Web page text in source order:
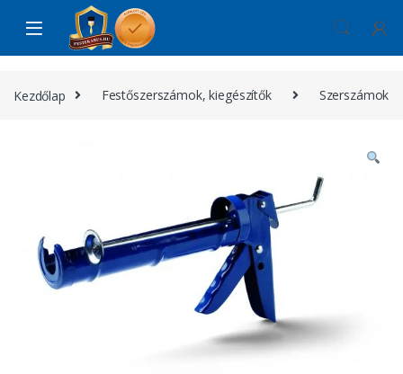
Skip to navigation
Skip to content
Kezdőlap Festőszerszámok, kiegészítők Szerszámok